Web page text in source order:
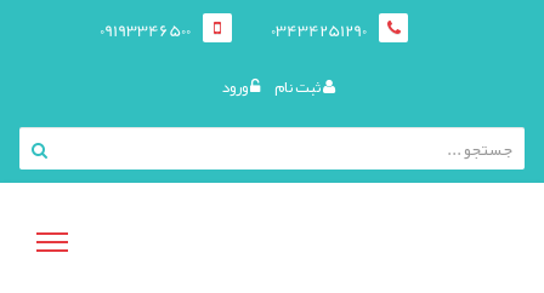
03434251290
09193346500
ثبت نام ورود